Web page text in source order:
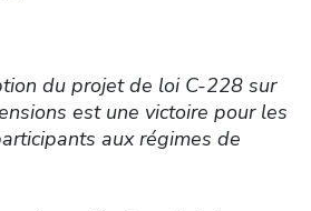
du projet de loi C-228 sur
est une victoire pour les
aux régimes de